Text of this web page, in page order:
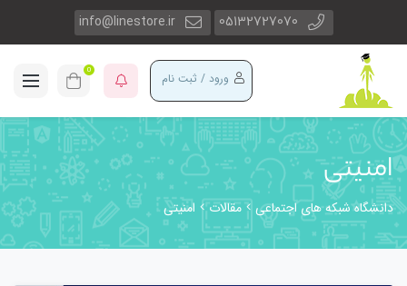
05132727070
info@linestore.ir
ورود / ثبت نام 0
امنیتی
دانشگاه شبکه های اجتماعی مقالات امنیتی